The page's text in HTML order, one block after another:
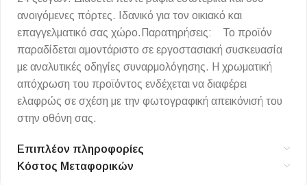
ανοιγόμενες πόρτες. Ιδανικό για τον οικιακό και
επαγγελματικό σας χώρο.Παρατηρήσεις: Το προϊόν
παραδίδεται αμοντάριστο σε εργοστασιακή συσκευασία
με αναλυτικές οδηγίες συναρμολόγησης. Η χρωματική
απόχρωση του προϊόντος ενδέχεται να διαφέρει
ελαφρώς σε σχέση με την φωτογραφική απεικόνισή του
στην οθόνη σας.
Επιπλέον πληροφορίες
Κόστος Μεταφορικών